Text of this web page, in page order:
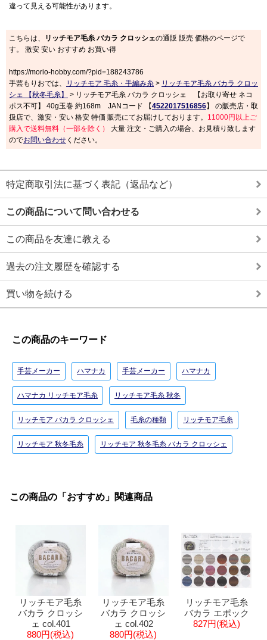
違って見える可能性があります。
こちらは、 リッチモア毛糸 バカラ クロッシェの通販 販売 価格のページで
す。 激安 安い おすすめ お買い得
https://morio-hobby.com/?pid=188243786
手芸もりおでは、
リッチモア 毛糸・手編み糸 > リッチモア毛糸 バカラ クロッ
シェ 【秋冬毛糸】
> リッチモア毛糸 バカラ クロッシェ 【お取り寄せ ネコ
ポス不可】 40g玉巻 約168m JANコード 【4522017516856】 の販売店・取
扱店で、激安・安い 格安 特価 販売にてお届けしております。 11000円以上ご
購入で送料無料（一部を除く）
大量 注文・ご購入の場合、お見積り致します
のでお問い合わせ ください。
特定商取引法に基づく表記（返品など）
この商品について問い合わせる
この商品を友達に教える
過去の注文履歴を確認する
買い物を続ける
この商品のキーワード
手芸メーカー ハマナカ 手芸メーカー ハマナカ
ハマナカ リッチモア毛糸 リッチモア毛糸 秋冬
リッチモア バカラ クロッシェ 毛糸の種類 リッチモア毛糸
リッチモア 秋冬毛糸 リッチモア 秋冬毛糸 バカラ クロッシェ
この商品の「おすすめ」関連商品
リッチモア毛糸
バカラ クロッシ
ェ col.401
880円(税込)
リッチモア毛糸
バカラ クロッシ
ェ col.402
880円(税込)
リッチモア毛糸
バカラ エポック
827円(税込)